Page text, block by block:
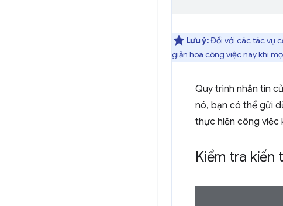
Lưu ý:Đối với các tác vụ
giản hoá công việc này khi
Quy trình nhắn tin
nó, bạn có thể gửi
thực hiện công việc
Kiểm tra kiến